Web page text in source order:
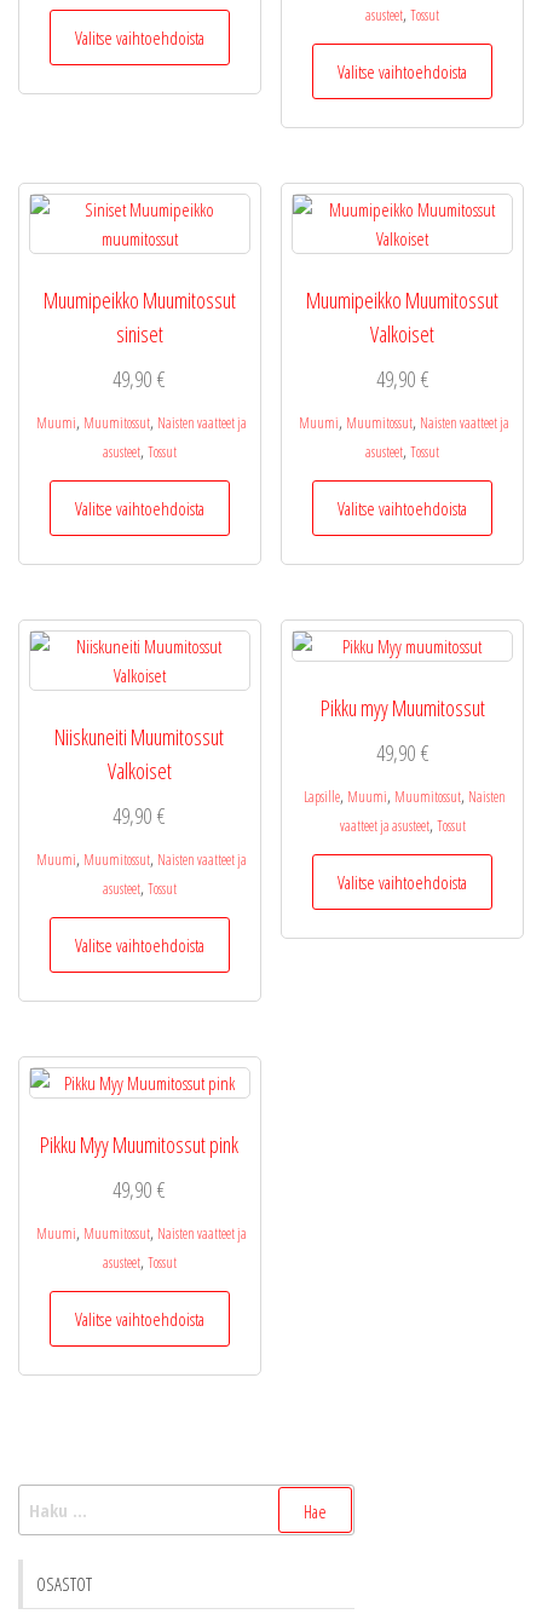
Valitse vaihtoehdoista
Tällä
muunnelma.
tehdä
tuotteen
asusteet, Tossut
Valitse vaihtoehdoista
Tällä
Voit
valinnat
sivulla.
Muumipeikko Muumitossut
siniset
49,90€
Muumi, Muumitossut, Naisten vaatteet ja
asusteet, Tossut
Valitse vaihtoehdoista
Tällä
Voit
valinnat
Muumipeikko Muumitossut
Valkoiset
49,90 €
Muumi, Muumitossut, Naisten vaatteet ja
asusteet, Tossut
Valitse vaihtoehdoista
Tällä
Voit
tehdä
Niiskuneiti Muumitossut
Valkoiset
49,90€
Muumi, Muumitossut, Naisten vaatteet ja
asusteet, Tossut
Valitse vaihtoehdoista
Tällä
Voit
tehdä
tuotteen
Pikku myy Muumitossut
49,90 €
Lapsille, Muumi, Muumitossut, Naisten
vaatteet ja asusteet, Tossut
Valitse vaihtoehdoista
Tällä
Pikku Myy Muumitossut pink
49,90€
Muumi, Muumitossut, Naisten vaatteet ja
asusteet, Tossut
Valitse vaihtoehdoista
Tällä
tuotteen
OSASTOT